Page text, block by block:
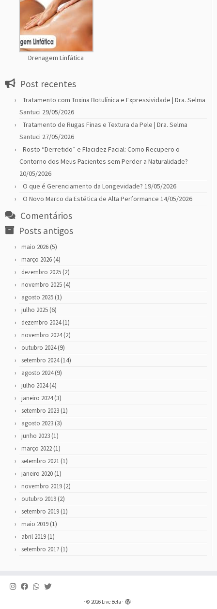
Drenagem Linfática
Post recentes
Tratamento com Toxina Botulínica e Expressividade | Dra. Selma
Santuci 29/05/2026
Tratamento de Rugas Finas e Textura da Pele | Dra. Selma
Santuci 27/05/2026
Rosto “Derretido” e Flacidez Facial: Como Recupero o
Contorno dos Meus Pacientes sem Perder a Naturalidade?
20/05/2026
O que é Gerenciamento da Longevidade? 19/05/2026
O Novo Marco da Estética de Alta Performance 14/05/2026
Comentários
Posts antigos
maio 2026(5)
março 2026(4)
dezembro 2025(2)
novembro 2025(4)
agosto 2025(1)
julho 2025(6)
dezembro 2024(1)
novembro 2024(2)
outubro 2024(9)
setembro 2024(14)
agosto 2024(9)
julho 2024(4)
janeiro 2024(3)
setembro 2023(1)
agosto 2023(3)
junho 2023(1)
março 2022(1)
setembro 2021(1)
janeiro 2020(1)
novembro 2019(2)
outubro 2019(2)
setembro 2019(1)
maio 2019(1)
abril 2019(1)
setembro 2017(1)
· © 2026 Live Bela · ·